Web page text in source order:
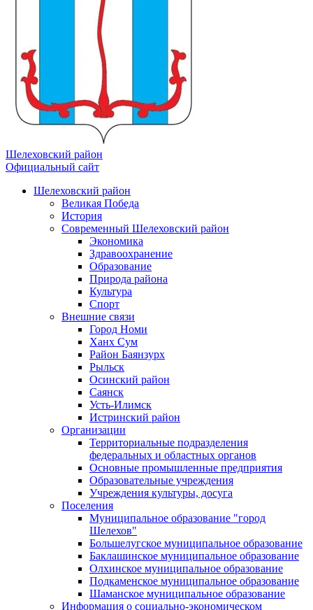
Шелеховский район
Официальный сайт
Шелеховский район
Великая Победа
История
Современный Шелеховский район
Экономика
Здравоохранение
Образование
Природа района
Культура
Спорт
Внешние связи
Город Номи
Ханх Сум
Район Баянзурх
Рыльск
Осинский район
Саянск
Усть-Илимск
Истринский район
Организации
Территориальные подразделения
федеральных и областных органов
Основные промышленные предприятия
Образовательные учреждения
Учреждения культуры, досуга
Поселения
Муниципальное образование "город
Шелехов"
Большелугское муниципальное образование
Баклашинское муниципальное образование
Олхинское муниципальное образование
Подкаменское муниципальное образование
Шаманское муниципальное образование
Информация о социально-экономическом